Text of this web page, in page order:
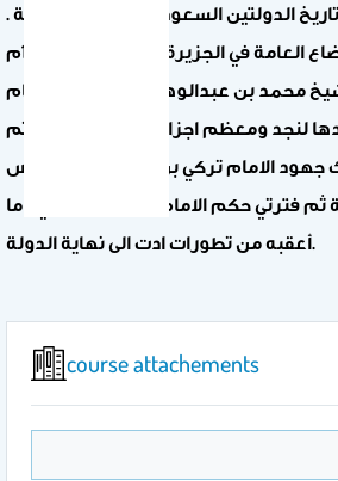
الدولتين السعوديتين الأولى والثانية .
وتبدأ المادة بدراسة الاوضاع العامة في الجزيرة في القرن 12هـ / 18م
محمد بن عبدالوهاب. كما يتناول قيام
لنجد ومعظم اجزاء الجزيرة العربية ثم
الامام تركي بن عبدالله في تأسيس
ثم فترتي حكم الامام فيصل بن تركي وما
أعقبه من تطورات ادت الى نهاية الدولة.
course attachements